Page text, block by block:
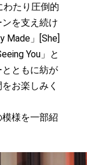
わたり圧倒的
を支え続け
Made」[She]
You」と
ともに紡が
お楽しみく
様を一部紹